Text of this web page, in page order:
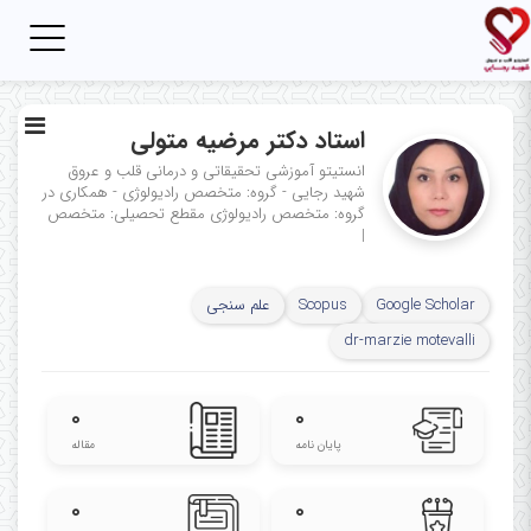
استاد دکتر مرضیه متولی
انستیتو آموزشی تحقیقاتی و درمانی قلب و عروق
شهید رجایی - گروه: متخصص رادیولوژی - همکاری در
گروه: متخصص رادیولوژی مقطع تحصیلی: متخصص
|
Google Scholar
Scopus
علم سنجی
dr-marzie motevalli
۰
پایان نامه
۰
مقاله
۰ ۰